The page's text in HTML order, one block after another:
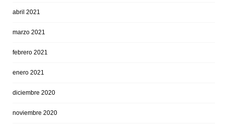
abril 2021
marzo 2021
febrero 2021
enero 2021
diciembre 2020
noviembre 2020